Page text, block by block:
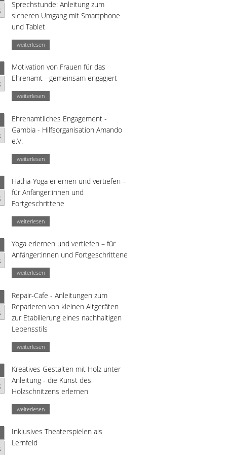
Sprechstunde: Anleitung zum
sicheren Umgang mit Smartphone
und Tablet
weiterlesen
Motivation von Frauen für das
Ehrenamt - gemeinsam engagiert
weiterlesen
Ehrenamtliches Engagement -
Gambia - Hilfsorganisation Amando
e.V.
weiterlesen
Hatha-Yoga erlernen und vertiefen –
für Anfänger:innen und
Fortgeschrittene
weiterlesen
Yoga erlernen und vertiefen – für
Anfänger:innen und Fortgeschrittene
weiterlesen
Repair-Cafe - Anleitungen zum
Reparieren von kleinen Altgeräten
zur Etabilierung eines nachhaltigen
Lebensstils
weiterlesen
Kreatives Gestalten mit Holz unter
Anleitung - die Kunst des
Holzschnitzens erlernen
weiterlesen
Inklusives Theaterspielen als
Lernfeld